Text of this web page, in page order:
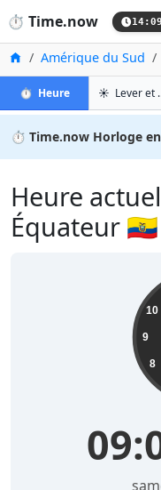
⏱️ Time.now
Accueil
Amérique du Sud
⏱️ Heureà Chone
☀️ Lever
⏱️ Time.now Horloge
Heure
Équateur 🇪🇨
8
9
10